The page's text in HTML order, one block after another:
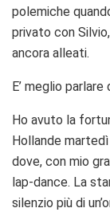
polemiche
privato con
ancora alleati.
E’ meglio
Ho avuto la
Hollande
dove, con mio
lap-dance. La
silenzio più di